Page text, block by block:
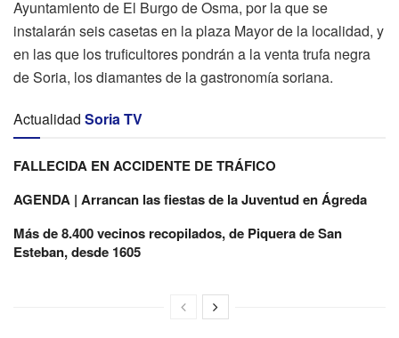
Ayuntamiento de El Burgo de Osma, por la que se
instalarán seis casetas en la plaza Mayor de la localidad, y
en las que los truficultores pondrán a la venta trufa negra
de Soria, los diamantes de la gastronomía soriana.
Actualidad Soria TV
FALLECIDA EN ACCIDENTE DE TRÁFICO
AGENDA | Arrancan las fiestas de la Juventud en Ágreda
Más de 8.400 vecinos recopilados, de Piquera de San
Esteban, desde 1605